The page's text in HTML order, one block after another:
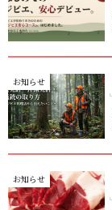
お知らせ
お知らせ